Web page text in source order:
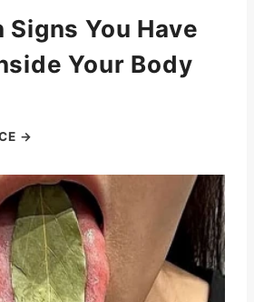
Signs You Have
Your Body